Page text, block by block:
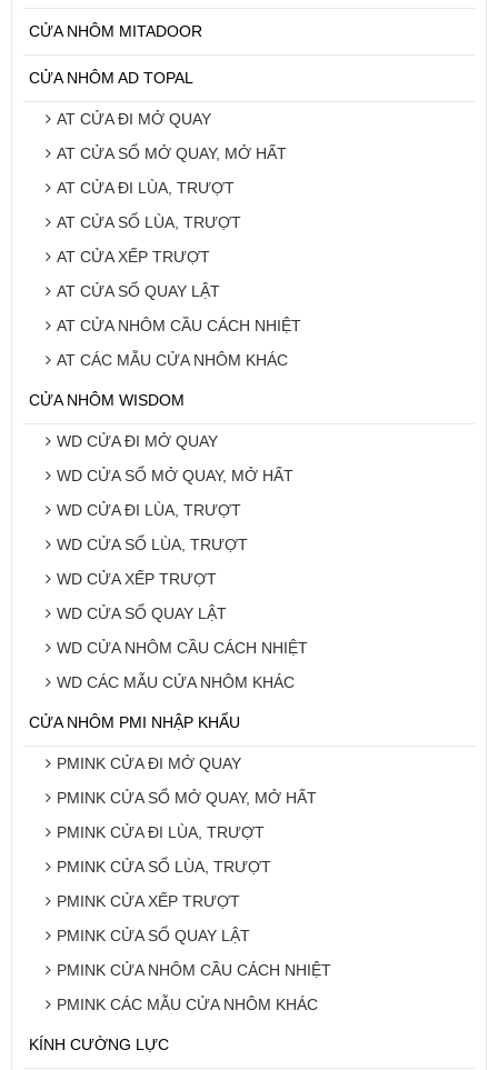
CỬA NHÔM MITADOOR
CỬA NHÔM AD TOPAL
AT CỬA ĐI MỞ QUAY
AT CỬA SỔ MỞ QUAY, MỞ HẤT
AT CỬA ĐI LÙA, TRƯỢT
AT CỬA SỔ LÙA, TRƯỢT
AT CỬA XẾP TRƯỢT
AT CỬA SỔ QUAY LẬT
AT CỬA NHÔM CẦU CÁCH NHIỆT
AT CÁC MẪU CỬA NHÔM KHÁC
CỬA NHÔM WISDOM
WD CỬA ĐI MỞ QUAY
WD CỬA SỔ MỞ QUAY, MỞ HẤT
WD CỬA ĐI LÙA, TRƯỢT
WD CỬA SỔ LÙA, TRƯỢT
WD CỬA XẾP TRƯỢT
WD CỬA SỔ QUAY LẬT
WD CỬA NHÔM CẦU CÁCH NHIỆT
WD CÁC MẪU CỬA NHÔM KHÁC
CỬA NHÔM PMI NHẬP KHẨU
PMINK CỬA ĐI MỞ QUAY
PMINK CỬA SỔ MỞ QUAY, MỞ HẤT
PMINK CỬA ĐI LÙA, TRƯỢT
PMINK CỬA SỔ LÙA, TRƯỢT
PMINK CỬA XẾP TRƯỢT
PMINK CỬA SỔ QUAY LẬT
PMINK CỬA NHÔM CẦU CÁCH NHIỆT
PMINK CÁC MẪU CỬA NHÔM KHÁC
KÍNH CƯỜNG LỰC